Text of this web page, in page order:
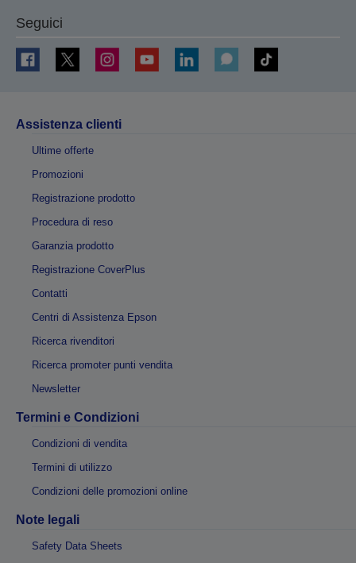
Seguici
Assistenza clienti
Ultime offerte
Promozioni
Registrazione prodotto
Procedura di reso
Garanzia prodotto
Registrazione CoverPlus
Contatti
Centri di Assistenza Epson
Ricerca rivenditori
Ricerca promoter punti vendita
Newsletter
Termini e Condizioni
Condizioni di vendita
Termini di utilizzo
Condizioni delle promozioni online
Note legali
Safety Data Sheets